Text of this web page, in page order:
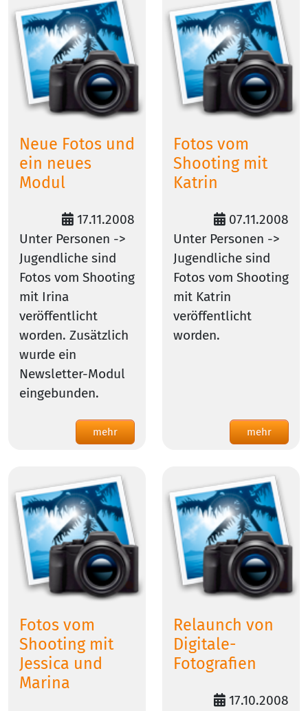
Neue Fotos und
ein neues
Modul
17.11.2008
Unter Personen ->
Jugendliche sind
Fotos vom Shooting
mit Irina
veröffentlicht
worden. Zusätzlich
wurde ein
Newsletter-Modul
eingebunden.
mehr
Fotos vom
Shooting mit
Katrin
07.11.2008
Unter Personen ->
Jugendliche sind
Fotos vom Shooting
mit Katrin
veröffentlicht
worden.
mehr
Fotos vom
Shooting mit
Jessica und
Marina
Relaunch von
Digitale-
Fotografien
17.10.2008